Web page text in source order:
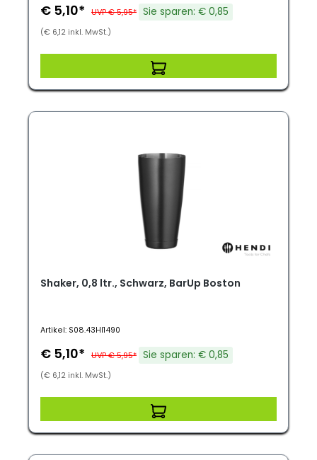
€ 5,10* UVP € 5,95* Sie sparen: € 0,85
(€ 6,12 inkl. MwSt.)
Shaker, 0,8 ltr., Schwarz, BarUp Boston
Artikel: S08.43HI1490
€ 5,10* UVP € 5,95* Sie sparen: € 0,85
(€ 6,12 inkl. MwSt.)